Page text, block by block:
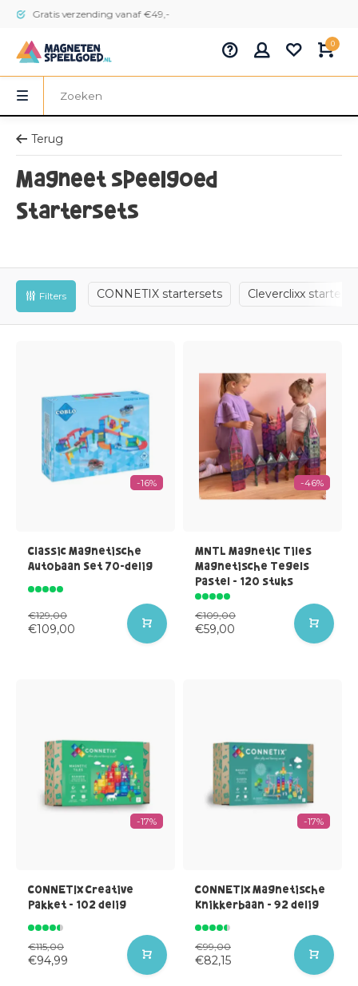
Gratis verzending vanaf €49,-
0
Terug
Magneet speelgoed
Startersets
CONNETIX startersets Cleverclixx
Filters
-16%
Classic Magnetische
Autobaan Set 70-delig
€129,00
€109,00
-46%
MNTL Magnetic Tiles
Magnetische Tegels
Pastel - 120 stuks
€109,00
€59,00
-17%
CONNETIX Creative
Pakket - 102 delig
€115,00
€94,99
-17%
CONNETIX Magnetische
Knikkerbaan - 92 delig
€99,00
€82,15